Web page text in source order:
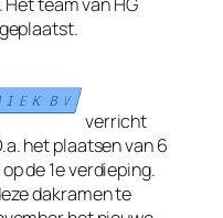
verricht
het plaatsen van 6
de 1e verdieping.
dakramen te